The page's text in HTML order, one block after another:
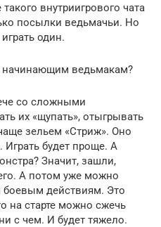
внутриигрового чата
посылки ведьмачьи. Но
один.
ведьмакам?
со сложными
их «щупать», отыгрывать
зельем «Стриж». Оно
будет проще. А
Значит, зашли,
А потом уже можно
боевым действиям. Это
на старте можно сжечь
с чем. И будет тяжело.